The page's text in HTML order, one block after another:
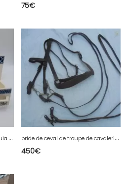
75€
T
iroirs céramique . Czehoslovaquia. Années 60/70 .
b
ride de ceval de troupe de cavalerie francaise de premiere guerre
450€